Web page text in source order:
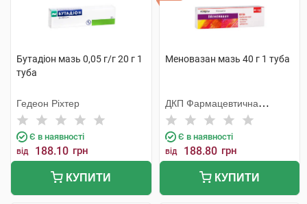
Бутадіон мазь 0,05 г/г 20 г 1
туба
Гедеон Ріхтер
Є в наявності
від 188.10 грн
КУПИТИ
Меновазан мазь 40 г 1 туба
ДКП Фармацевтична
фабрика
Є в наявності
від 188.80 грн
КУПИТИ